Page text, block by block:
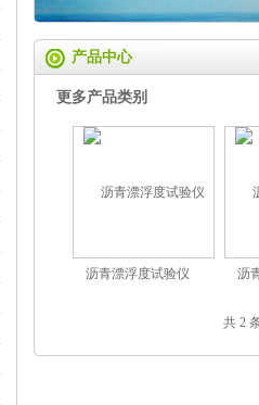
产品中心
更多产品类别
沥青漂浮度试验仪 沥
共 2